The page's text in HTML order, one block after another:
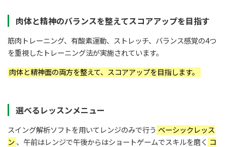
肉体と精神のバランスを整えてスコアアップを目指す
筋肉トレーニング、有酸素運動、ストレッチ、バランス感覚の4つ
を重視したトレーニング法が実施されています。
肉体と精神面の両方を整えて、スコアアップを目指します。
選べるレッスンメニュー
スイング解析ソフトを用いてレンジのみで行う ベーシックレッス
ン 、午前はレンジで午後からはショートゲームでスキルを磨く コ